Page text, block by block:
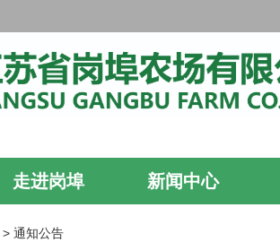
走进岗埠 新闻中心
> 通知公告